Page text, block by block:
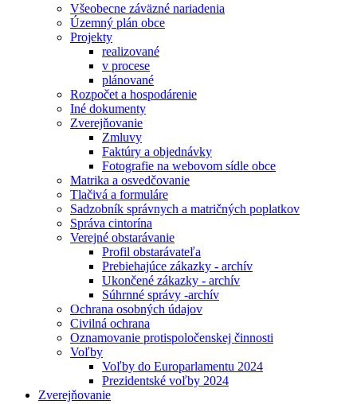
Všeobecne záväzné nariadenia
Územný plán obce
Projekty
realizované
v procese
plánované
Rozpočet a hospodárenie
Iné dokumenty
Zverejňovanie
Zmluvy
Faktúry a objednávky
Fotografie na webovom sídle obce
Matrika a osvedčovanie
Tlačivá a formuláre
Sadzobník správnych a matričných poplatkov
Správa cintorína
Verejné obstarávanie
Profil obstarávateľa
Prebiehajúce zákazky - archív
Ukončené zákazky - archív
Súhrnné správy -archív
Ochrana osobných údajov
Civilná ochrana
Oznamovanie protispoločenskej činnosti
Voľby
Voľby do Europarlamentu 2024
Prezidentské voľby 2024
Zverejňovanie